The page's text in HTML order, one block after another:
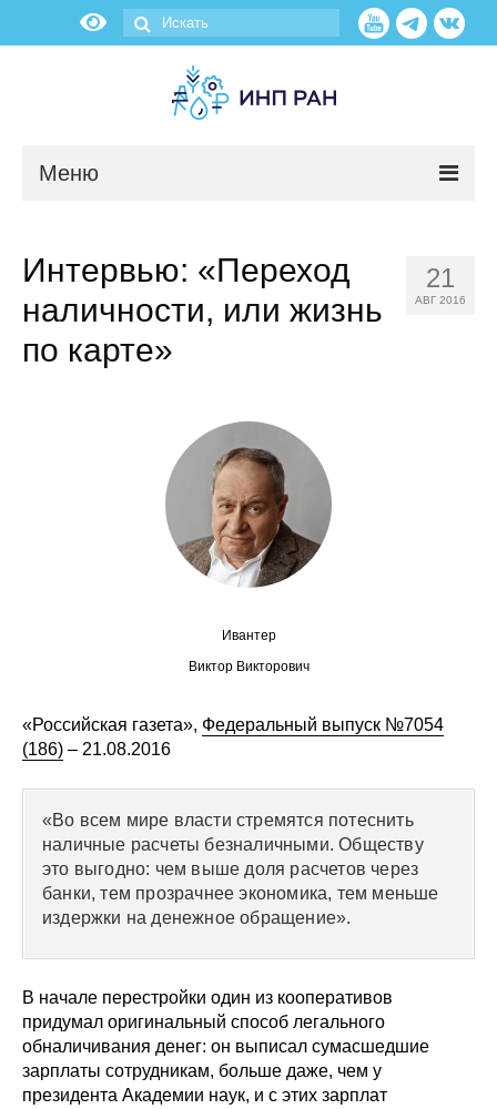
Меню
Администрация
Сотрудники
Отчетность
Материалы для СМИ
Публикации
Издания
Проблемы прогнозирования
О журнале
Редакционная этика
Информация для авторов
21
АВГ 2016
Интервью: «Переход
наличности, или жизнь
по карте»
Ивантер
Виктор Викторович
«Российская газета», Федеральный выпуск №7054
(186) – 21.08.2016
«Во всем мире власти стремятся потеснить
наличные расчеты безналичными. Обществу
это выгодно: чем выше доля расчетов через
банки, тем прозрачнее экономика, тем меньше
издержки на денежное обращение».
В начале перестройки один из кооперативов
придумал оригинальный способ легального
обналичивания денег: он выписал сумасшедшие
зарплаты сотрудникам, больше даже, чем у
президента Академии наук, и с этих зарплат